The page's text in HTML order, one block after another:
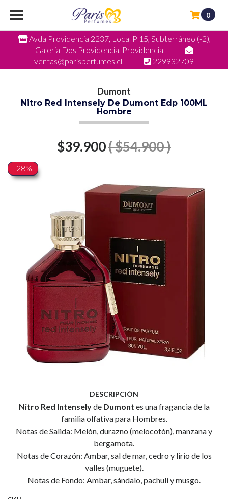
Avda Providencia 2237, Local P 15, Subterráneo (-2),
Galeria Dos Providencia, Providencia
ventas@parisperfumes.cl
229932709
0
Dumont
Nitro Red Intensely De Dumont Edp 100ML
Hombre
$39.900( $54.900 )
-28%
DESCRIPCIÓN
Nitro Red Intenselyde Dumont es una fragancia de la
familia olfativa para Hombres.
Notas de Salida: Melón, durazno (melocotón), manzana y
bergamota.
Notas de Corazón: Ambar, sal de mar, cedro y lirio de los
valles (muguete).
Notas de Fondo: Ambar, sándalo, pachulí y musgo.